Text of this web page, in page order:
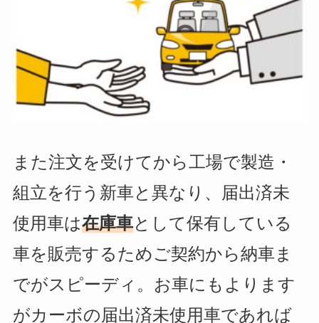
また注文を受けてから工場で製造・
組立を行う新車と異なり、届出済未
使用車は在庫車として保有している
車を販売するためご契約から納車ま
でがスピーディ。お車にもよります
がカーボの届出済未使用車であれば